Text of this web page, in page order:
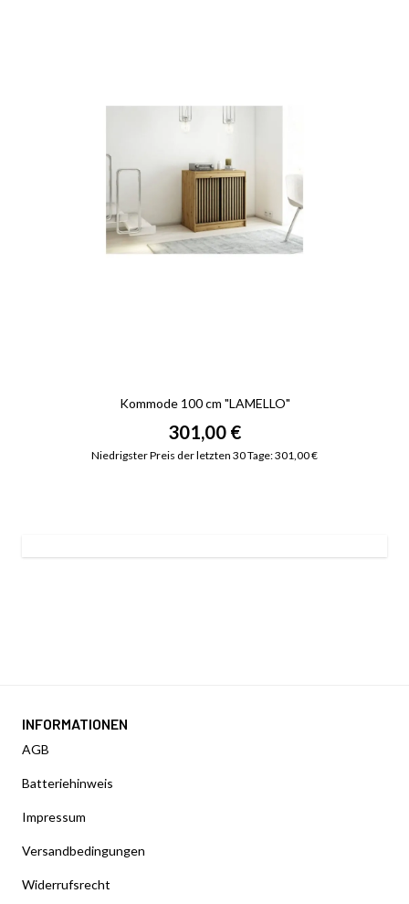
Kommode 100 cm "LAMELLO"
301,00 €
Niedrigster Preis der letzten 30 Tage: 301,00 €
INFORMATIONEN
AGB
Batteriehinweis
Impressum
Versandbedingungen
Widerrufsrecht